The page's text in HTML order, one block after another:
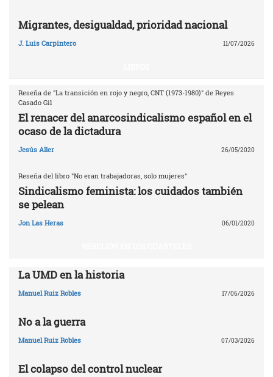
Migrantes, desigualdad, prioridad nacional
J. Luis Carpintero 11/07/2026
Reseña de "La transición en rojo y negro, CNT (1973-1980)" de Reyes
Casado Gil
El renacer del anarcosindicalismo español en el
ocaso de la dictadura
Jesús Aller 26/05/2020
Reseña del libro "No eran trabajadoras, solo mujeres"
Sindicalismo feminista: los cuidados también
se pelean
Jon Las Heras 06/01/2020
La UMD en la historia
Manuel Ruiz Robles 17/06/2026
No a la guerra
Manuel Ruiz Robles 07/03/2026
El colapso del control nuclear